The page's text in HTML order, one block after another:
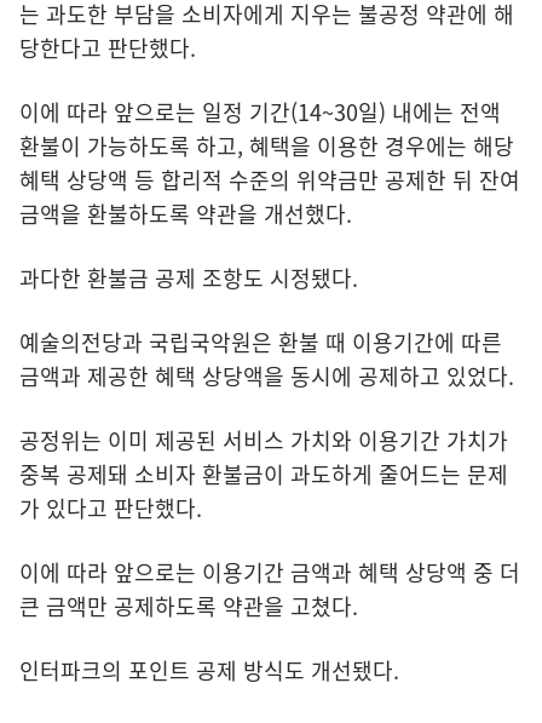
는 과도한 부담을 소비자에게 지우는 불공정 약관에 해
당한다고 판단했다.
이에 따라 앞으로는 일정 기간(14~30일) 내에는 전액
환불이 가능하도록 하고, 혜택을 이용한 경우에는 해당
혜택 상당액 등 합리적 수준의 위약금만 공제한 뒤 잔여
금액을 환불하도록 약관을 개선했다.
과다한 환불금 공제 조항도 시정됐다.
예술의전당과 국립국악원은 환불 때 이용기간에 따른
금액과 제공한 혜택 상당액을 동시에 공제하고 있었다.
공정위는 이미 제공된 서비스 가치와 이용기간 가치가
중복 공제돼 소비자 환불금이 과도하게 줄어드는 문제
가 있다고 판단했다.
이에 따라 앞으로는 이용기간 금액과 혜택 상당액 중 더
큰 금액만 공제하도록 약관을 고쳤다.
인터파크의 포인트 공제 방식도 개선됐다.